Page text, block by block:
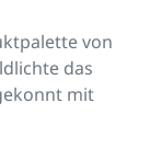
von
das
mit